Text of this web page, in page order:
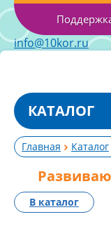
info@10kor.ru
КАТАЛОГ
Главная Каталог
В каталог